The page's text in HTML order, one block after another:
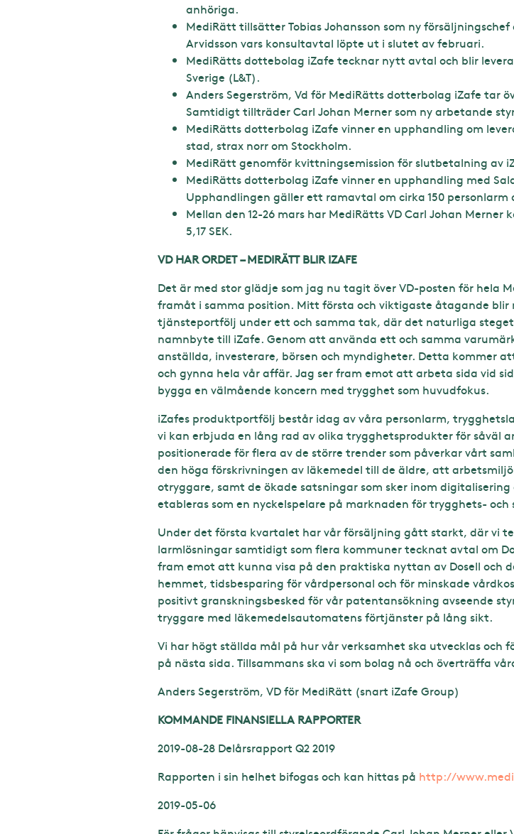
anhöriga.
MediRätt tillsätter Tobias Johansson som ny
Arvidsson vars konsultavtal löpte ut i slutet av februari.
MediRätts dottebolag iZafe tecknar nytt avtal och blir
Sverige (L&T).
Anders Segerström, Vd för MediRätts dotterbolag iZafe tar
Samtidigt tillträder Carl Johan Merner som ny arbetande
MediRätts dotterbolag iZafe vinner en upphandling om
stad, strax norr om Stockholm.
MediRätt genomför kvittningsemission för slutbetalning av
MediRätts dotterbolag iZafe vinner en upphandling med
Upphandlingen gäller ett ramavtal om cirka 150 personlarm
Mellan den 12-26 mars har MediRätts VD Carl Johan
5,17 SEK.
VD HAR ORDET – MEDIRÄTT BLIR IZAFE
Det är med stor glädje som jag nu tagit över VD-posten för
framåt i samma position. Mitt första och viktigaste åtagande
tjänsteportfölj under ett och samma tak, där det naturliga
namnbyte till iZafe. Genom att använda ett och samma
anställda, investerare, börsen och myndigheter. Detta kommer
och gynna hela vår affär. Jag ser fram emot att arbeta sida vid
bygga en välmående koncern med trygghet som huvudfokus.
iZafes produktportfölj består idag av våra personlarm,
vi kan erbjuda en lång rad av olika trygghetsprodukter för såväl
positionerade för flera av de större trender som påverkar vårt
den höga förskrivningen av läkemedel till de äldre, att
otryggare, samt de ökade satsningar som sker inom
etableras som en nyckelspelare på marknaden för trygghets-
Under det första kvartalet har vår försäljning gått starkt, där vi
larmlösningar samtidigt som flera kommuner tecknat avtal om
fram emot att kunna visa på den praktiska nyttan av Dosell och
hemmet, tidsbesparing för vårdpersonal och för minskade
positivt granskningsbesked för vår patentansökning avseende
tryggare med läkemedelsautomatens förtjänster på lång sikt.
Vi har högt ställda mål på hur vår verksamhet ska utvecklas och
på nästa sida. Tillsammans ska vi som bolag nå och överträffa
Anders Segerström, VD för MediRätt (snart iZafe Group)
KOMMANDE FINANSIELLA RAPPORTER
2019-08-28 Delårsrapport Q2 2019
Rapporten i sin helhet bifogas och kan hittas på http://
2019-05-06